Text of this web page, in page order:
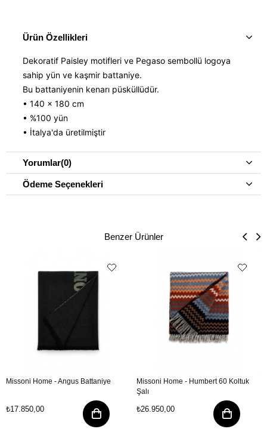
Ürün Özellikleri
Dekoratif Paisley motifleri ve Pegaso sembollü logoya
sahip yün ve kaşmir battaniye.
Bu battaniyenin kenarı püsküllüdür.
• 140 x 180 cm
• %100 yün
• İtalya'da üretilmiştir
Yorumlar(0)
Ödeme Seçenekleri
Benzer Ürünler
Missoni Home - Angus Battaniye
₺17.850,00
Missoni Home - Humbert 60 Koltuk
Şalı
₺26.950,00